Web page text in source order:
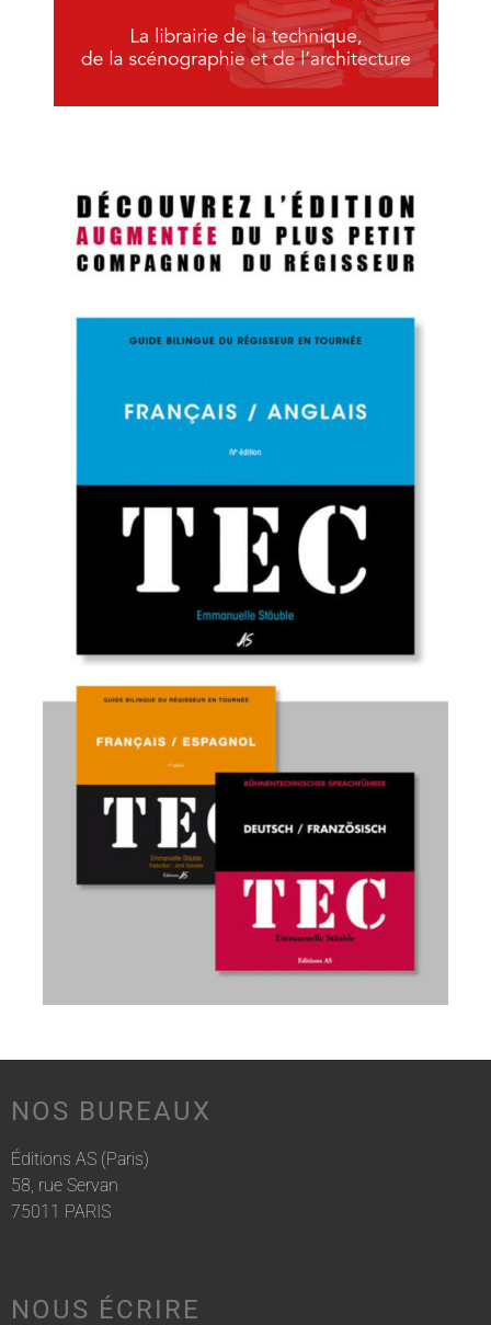
NOS BUREAUX
Éditions AS (Paris)
58, rue Servan
75011 PARIS
NOUS ÉCRIRE